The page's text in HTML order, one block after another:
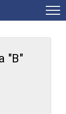
"B"